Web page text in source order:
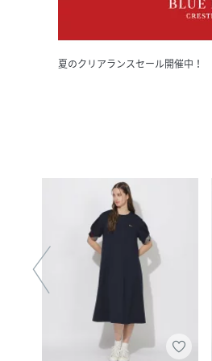
夏のクリアランスセール開催中！